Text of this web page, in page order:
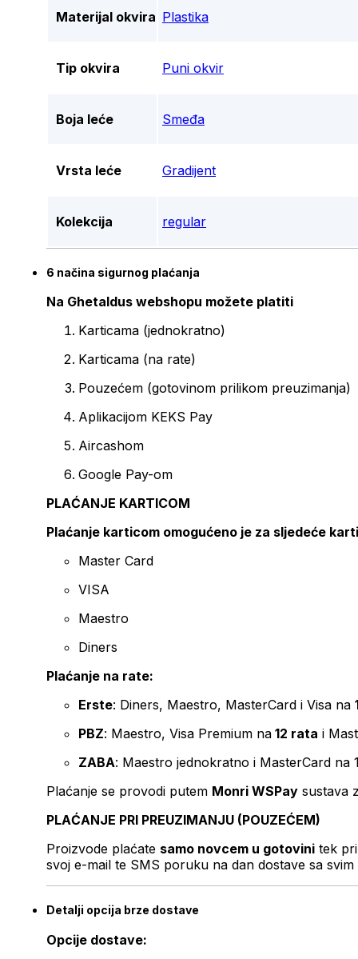
Materijal okvira Plastika
Tip okvira Puni okvir
Boja leće Smeđa
Vrsta leće Gradijent
Kolekcija regular
6 načina sigurnog plaćanja
Na Ghetaldus webshopu možete platiti
Karticama (jednokratno)
Karticama (na rate)
Pouzećem (gotovinom prilikom preuzimanja)
Aplikacijom KEKS Pay
Aircashom
Google Pay-om
PLAĆANJE KARTICOM
Plaćanje karticom omogućeno je za sljedeće
Master Card
VISA
Maestro
Diners
Plaćanje na rate:
Erste: Diners, Maestro, MasterCard i Visa na
PBZ: Maestro, Visa Premium na 12 rata i
ZABA: Maestro jednokratno i MasterCard na
Plaćanje se provodi putem Monri WSPay sustava
PLAĆANJE PRI PREUZIMANJU (POUZEĆEM)
Proizvode plaćate samo novcem u gotovini tek
svoj e-mail te SMS poruku na dan dostave sa svim
Detalji opcija brze dostave
Opcije dostave: